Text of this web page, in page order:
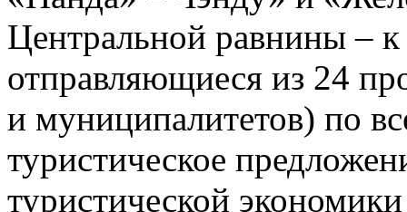
Центральной равнины –
отправляющиеся из 24
и муниципалитетов) по
туристическое
туристической